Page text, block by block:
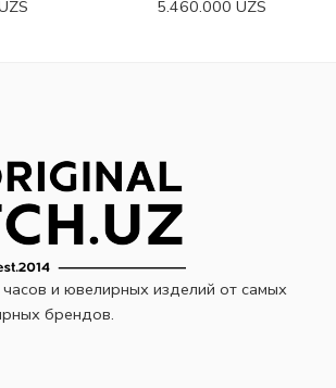
5.460.000 UZS
и ювелирных изделий от самых
брендов.